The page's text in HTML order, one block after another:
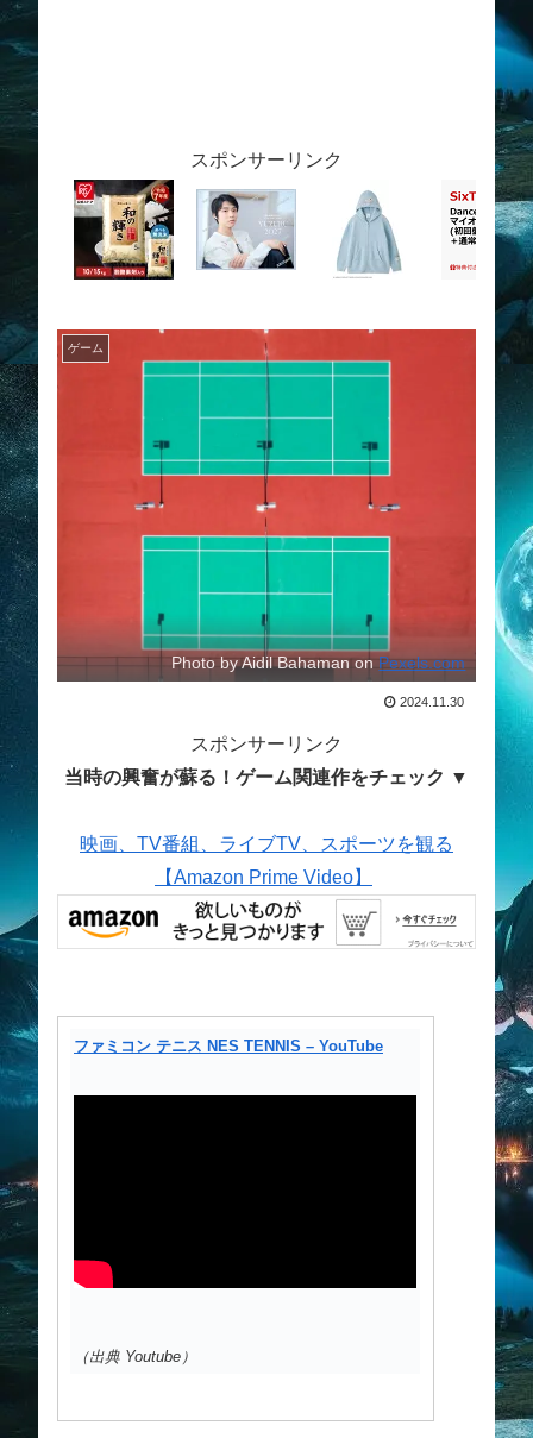
スポンサーリンク
ゲーム
Photo by Aidil Bahaman onPexels.com
2024.11.30
スポンサーリンク
当時の興奮が蘇る！ゲーム関連作をチェック ▼
映画、TV番組、ライブTV、スポーツを観る
【Amazon Prime Video】
ファミコン テニス NES TENNIS – YouTube
（出典 Youtube）